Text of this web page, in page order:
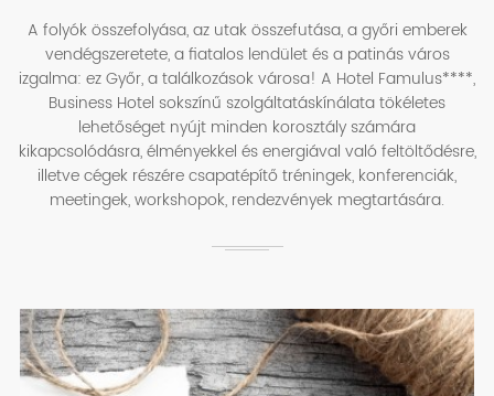
A folyók összefolyása, az utak összefutása, a győri emberek
vendégszeretete, a fiatalos lendület és a patinás város
izgalma: ez Győr, a találkozások városa! A Hotel Famulus****,
Business Hotel sokszínű szolgáltatáskínálata tökéletes
lehetőséget nyújt minden korosztály számára
kikapcsolódásra, élményekkel és energiával való feltöltődésre,
illetve cégek részére csapatépítő tréningek, konferenciák,
meetingek, workshopok, rendezvények megtartására.